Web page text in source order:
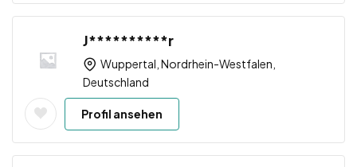
J**********r
Wuppertal, Nordrhein-Westfalen,
Deutschland
Profil ansehen